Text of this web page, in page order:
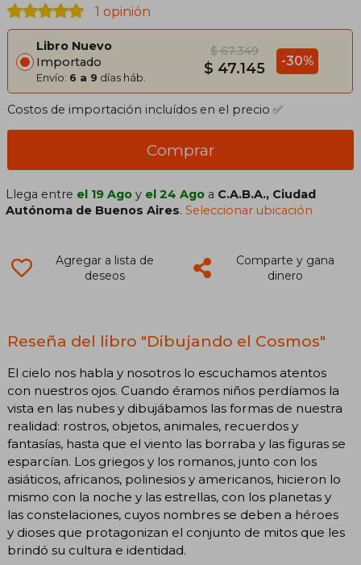
1 opinión
Libro Nuevo
Importado
Envío: 6 a 9 días háb.
$ 67.349
$ 47.145 -30%
Costos de importación incluídos en el precio ✅
Comprar
Llega entre el 19 Ago y el 24 Ago a C.A.B.A., Ciudad
Autónoma de Buenos Aires.Seleccionar ubicación
Agregar a lista de
deseos
Comparte y gana
dinero
Reseña del libro "Dibujando el Cosmos"
El cielo nos habla y nosotros lo escuchamos atentos
con nuestros ojos. Cuando éramos niños perdíamos la
vista en las nubes y dibujábamos las formas de nuestra
realidad: rostros, objetos, animales, recuerdos y
fantasías, hasta que el viento las borraba y las figuras se
esparcían. Los griegos y los romanos, junto con los
asiáticos, africanos, polinesios y americanos, hicieron lo
mismo con la noche y las estrellas, con los planetas y
las constelaciones, cuyos nombres se deben a héroes
y dioses que protagonizan el conjunto de mitos que les
brindó su cultura e identidad.